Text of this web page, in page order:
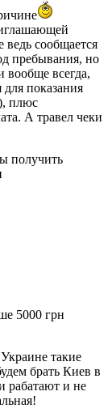
ведь сообщается
пребывания, но
вообще всегда,
для показания
плюс
А травел чеки
получить
5000 грн
такие
брать Киев в
рабатают и не